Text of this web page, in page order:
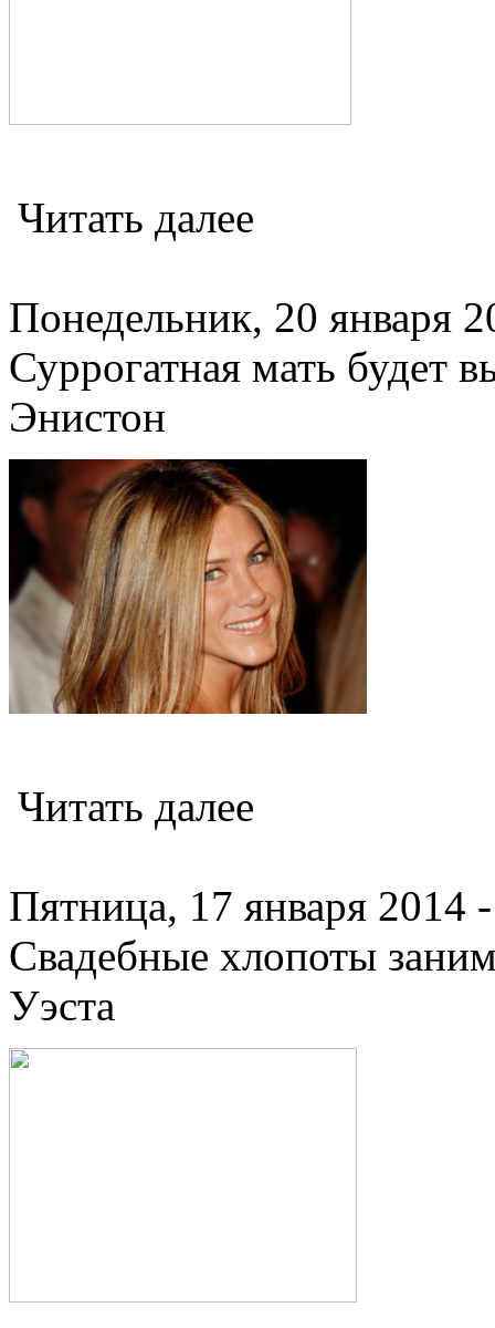
Читать далее
Понедельник, 20 января
Суррогатная мать будет
Энистон
Читать далее
Пятница, 17 января 2014
Свадебные хлопоты
Уэста